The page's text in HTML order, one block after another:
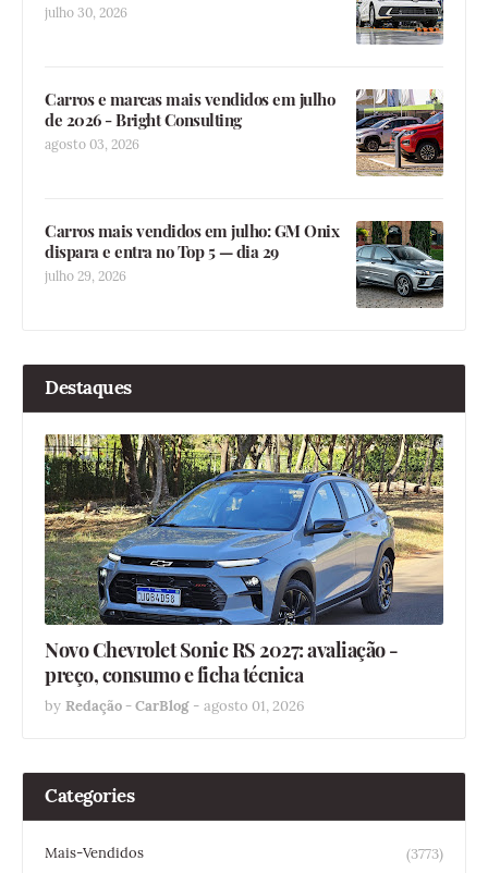
julho 30, 2026
Carros e marcas mais vendidos em julho
de 2026 - Bright Consulting
agosto 03, 2026
Carros mais vendidos em julho: GM Onix
dispara e entra no Top 5 — dia 29
julho 29, 2026
Destaques
Novo Chevrolet Sonic RS 2027: avaliação -
preço, consumo e ficha técnica
by Redação - CarBlog - agosto 01, 2026
Categories
Mais-Vendidos
(3773)